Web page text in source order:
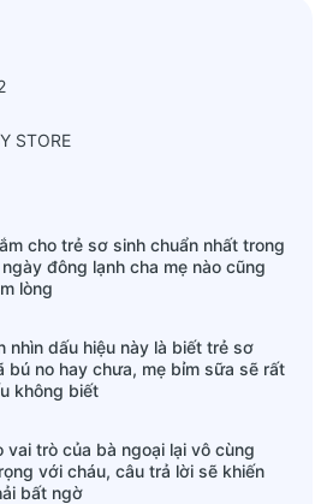
STORE
cho trẻ sơ sinh chuẩn nhất trong
đông lạnh cha mẹ nào cũng
lòng
nhìn dấu hiệu này là biết trẻ sơ
bú no hay chưa, mẹ bỉm sữa sẽ rất
không biết
vai trò của bà ngoại lại vô cùng
với cháu, câu trả lời sẽ khiến
bất ngờ